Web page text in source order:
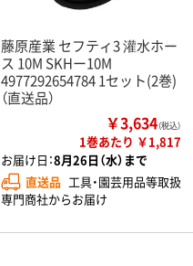
藤原産業 セフティ3 灌水ホー
ス 10M SKHー10M
4977292654784 1セット(2巻)
（直送品）
￥3,634（税込）
1巻あたり ￥1,817
お届け日：8月26日（水）まで
直送品 工具・園芸用品等取扱
専門商社からお届け